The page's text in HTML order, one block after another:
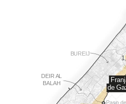
BUREIJ
DEIR AL
BALAH
de
Paso de